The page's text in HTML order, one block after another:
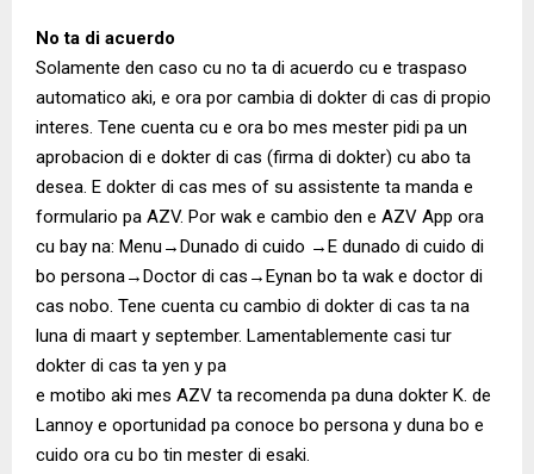
No ta di acuerdo
Solamente den caso cu no ta di acuerdo cu e traspaso
automatico aki, e ora por cambia di dokter di cas di propio
interes. Tene cuenta cu e ora bo mes mester pidi pa un
aprobacion di e dokter di cas (firma di dokter) cu abo ta
desea. E dokter di cas mes of su assistente ta manda e
formulario pa AZV. Por wak e cambio den e AZV App ora
cu bay na: Menu→Dunado di cuido →E dunado di cuido di
bo persona→Doctor di cas→Eynan bo ta wak e doctor di
cas nobo. Tene cuenta cu cambio di dokter di cas ta na
luna di maart y september. Lamentablemente casi tur
dokter di cas ta yen y pa
e motibo aki mes AZV ta recomenda pa duna dokter K. de
Lannoy e oportunidad pa conoce bo persona y duna bo e
cuido ora cu bo tin mester di esaki.